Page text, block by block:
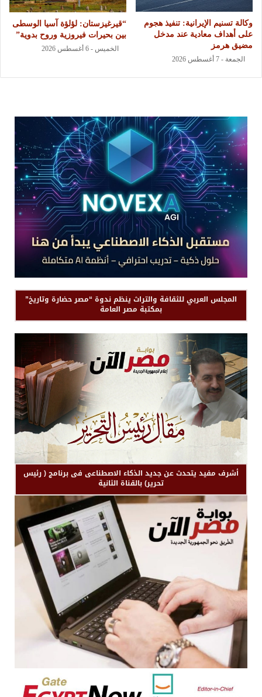
وكالة تسنيم الإيرانية: تنفيذ هجوم
على أهداف معادية عند مدخل
مضيق هرمز
الجمعة - 7 أغسطس 2026
“قيرغيزستان: لؤلؤة آسيا الوسطى
بين بحيرات فيروزية وروح بدوية”
الخميس - 6 أغسطس 2026
المجلس العربي للثقافة والتراث ينظم ندوة “مصر حضارة وتاريخ”
بمكتبة مصر العامة
أشرف مفيد يتحدث عن جديد الذكاء الاصطناعى فى برنامج ( رئيس
تحرير) بالقناة الثانية